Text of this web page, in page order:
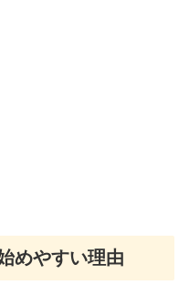
めやすい理由